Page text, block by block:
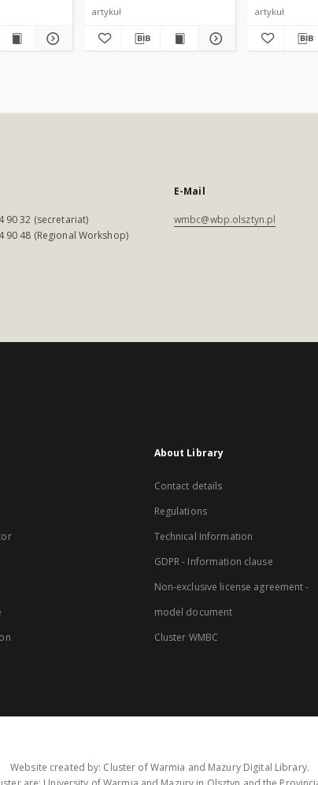
artykuł artykuł
90 32 (secretariat)
90 48 (Regional Workshop)
E-Mail
wmbc@wbp.olsztyn.pl
About Library
Contact details
Regulations
Technical Information
GDPR - Information clause
Non-exclusive license agreement -
model document
Cluster WMBC
Website created by: Cluster of Warmia and Mazury Digital Library.